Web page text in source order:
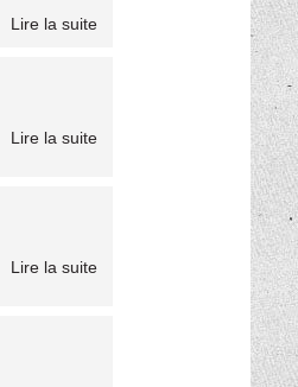
Lire la suite
Lire la suite
Lire la suite